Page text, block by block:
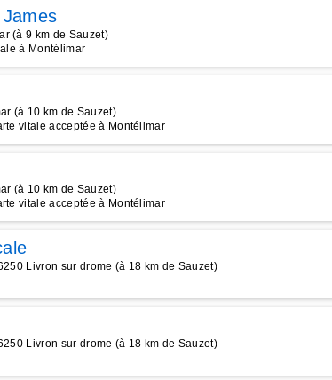
(à 9 km de Sauzet)
à Montélimar
(à 10 km de Sauzet)
vitale acceptée à Montélimar
(à 10 km de Sauzet)
vitale acceptée à Montélimar
Livron sur drome (à 18 km de Sauzet)
Livron sur drome (à 18 km de Sauzet)